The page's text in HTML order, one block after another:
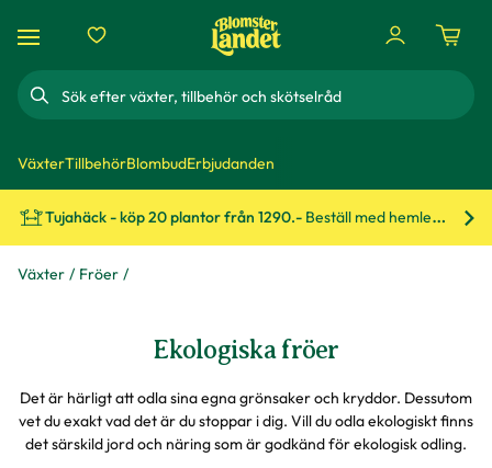
Sök
VäxterTillbehörBlombudErbjudanden
Tujahäck - köp 20 plantor från 1290.- Beställ med hemleverans!
Växter Fröer
Ekologiska fröer
Det är härligt att odla sina egna grönsaker och kryddor. Dessutom
vet du exakt vad det är du stoppar i dig. Vill du odla ekologiskt finns
det särskild jord och näring som är godkänd för ekologisk odling.